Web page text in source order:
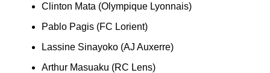
Clinton Mata (Olympique Lyonnais)
Pablo Pagis (FC Lorient)
Lassine Sinayoko (AJ Auxerre)
Arthur Masuaku (RC Lens)